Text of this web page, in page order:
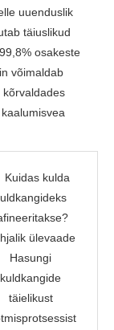
uuenduslik
täiuslikud
osakeste
võimaldab